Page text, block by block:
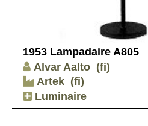
1953 Lampadaire A805
Alvar Aalto (fi)
Artek (fi)
Luminaire